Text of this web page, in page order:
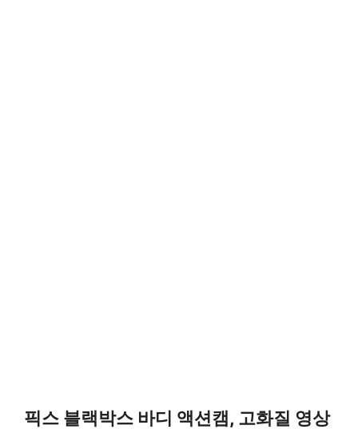
픽스 블랙박스 바디 액션캠, 고화질 영상